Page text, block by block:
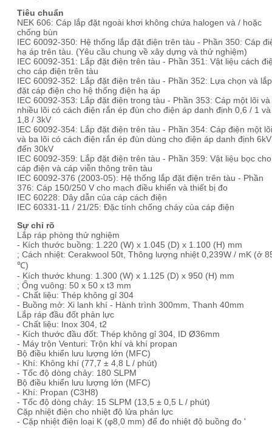
Tiêu chuẩn
NEK 606: Cáp lắp đặt ngoài khơi không chứa halogen và / hoặc
chống bùn
IEC 60092-350: Hệ thống lắp đặt điện trên tàu - Phần 350: Cáp
hạ áp trên tàu. (Yêu cầu chung về xây dựng và thử nghiệm)
IEC 60092-351: Lắp đặt điện trên tàu - Phần 351: Vật liệu cách
cho cáp điện trên tàu
IEC 60092-352: Lắp đặt điện trên tàu - Phần 352: Lựa chọn và lắp
đặt cáp điện cho hệ thống điện hạ áp
IEC 60092-353: Lắp đặt điện trong tàu - Phần 353: Cáp một lõi và
nhiều lõi có cách điện rắn ép đùn cho điện áp danh định 0,6 / 1 và
1,8 / 3kV
IEC 60092-354: Lắp đặt điện trên tàu - Phần 354: Cáp điện một lõi
và ba lõi có cách điện rắn ép đùn dùng cho điện áp danh định 6kV
đến 30kV
IEC 60092-359: Lắp đặt điện trên tàu - Phần 359: Vật liệu bọc cho
cáp điện và cáp viễn thông trên tàu
IEC 60092-376 (2003-05): Hệ thống lắp đặt điện trên tàu - Phần
376: Cáp 150/250 V cho mạch điều khiển và thiết bị đo
IEC 60228: Dây dẫn của cáp cách điện
IEC 60331-11 / 21/25: Đặc tính chống cháy của cáp điện
Sự chỉ rõ
Lắp ráp phòng thử nghiệm
- Kích thước buồng: 1.220 (W) x 1.045 (D) x 1.100 (H) mm
; Cách nhiệt: Cerakwool 50t, Thông lượng nhiệt 0,239W / mK (ở
℃)
- Kích thước khung: 1.300 (W) x 1.125 (D) x 950 (H) mm
; Ống vuông: 50 x 50 x t3 mm
- Chất liệu: Thép không gỉ 304
- Buồng mở: Xi lanh khí - Hành trình 300mm, Thanh 40mm
Lắp ráp đầu đốt phản lực
- Chất liệu: Inox 304, t2
- Kích thước đầu đốt: Thép không gỉ 304, ID Ø36mm
- Máy trộn Venturi: Trộn khí và khí propan
Bộ điều khiển lưu lượng lớn (MFC)
- Khí: Không khí (77,7 ± 4,8 L / phút)
- Tốc độ dòng chảy: 180 SLPM
Bộ điều khiển lưu lượng lớn (MFC)
- Khí: Propan (C3H8)
- Tốc độ dòng chảy: 15 SLPM (13,5 ± 0,5 L / phút)
Cặp nhiệt điện cho nhiệt độ lửa phản lực
- Cặp nhiệt điện loại K (φ8,0 mm) để đo nhiệt độ buồng đo '